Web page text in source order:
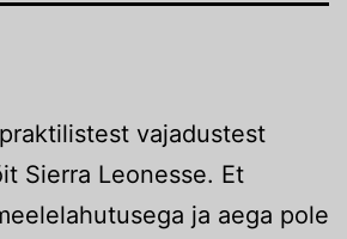
vajadustest
Sierra Leonesse. Et
ja aega pole